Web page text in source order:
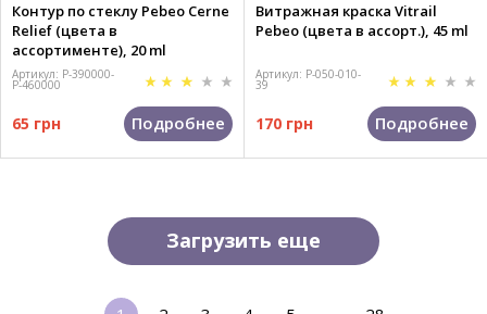
Контур по стеклу Pebeo Cerne
Relief (цвета в
ассортименте), 20 ml
Артикул: P-390000-
P-460000
65 грн Подробнее
Витражная краска Vitrail
Pebeo (цвета в ассорт.), 45 ml
Артикул: P-050-010-
39
170 грн Подробнее
Загрузить еще